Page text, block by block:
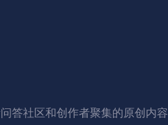
答社区和创作者聚集的原创内容